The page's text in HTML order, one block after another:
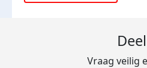
Vraag veilig